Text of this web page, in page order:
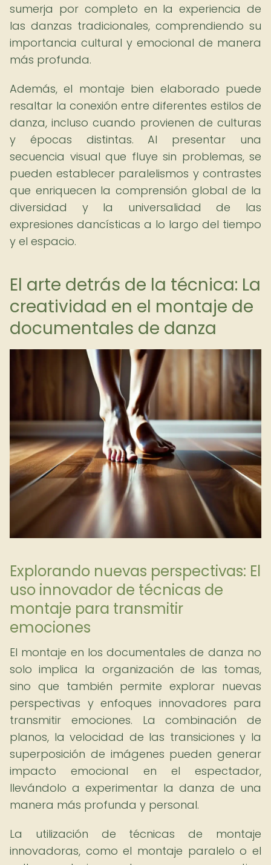
sumerja por completo en la experiencia de
las danzas tradicionales, comprendiendo su
importancia cultural y emocional de manera
más profunda.
Además, el montaje bien elaborado puede
resaltar la conexión entre diferentes estilos de
danza, incluso cuando provienen de culturas
y épocas distintas. Al presentar una
secuencia visual que fluye sin problemas, se
pueden establecer paralelismos y contrastes
que enriquecen la comprensión global de la
diversidad y la universalidad de las
expresiones dancísticas a lo largo del tiempo
y el espacio.
El arte detrás de la técnica: La
creatividad en el montaje de
documentales de danza
Explorando nuevas perspectivas: El
uso innovador de técnicas de
montaje para transmitir
emociones
El montaje en los documentales de danza no
solo implica la organización de las tomas,
sino que también permite explorar nuevas
perspectivas y enfoques innovadores para
transmitir emociones. La combinación de
planos, la velocidad de las transiciones y la
superposición de imágenes pueden generar
impacto emocional en el espectador,
llevándolo a experimentar la danza de una
manera más profunda y personal.
La utilización de técnicas de montaje
innovadoras, como el montaje paralelo o el